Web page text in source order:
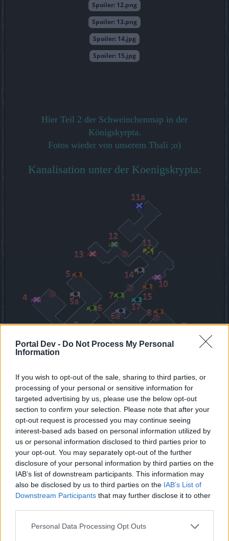
Portal Dev - Do Not Process My Personal
Information
If you wish to opt-out of the sale, sharing to third parties, or
processing of your personal or sensitive information for
targeted advertising by us, please use the below opt-out
section to confirm your selection. Please note that after your
opt-out request is processed you may continue seeing
interest-based ads based on personal information utilized by
us or personal information disclosed to third parties prior to
your opt-out. You may separately opt-out of the further
disclosure of your personal information by third parties on the
IAB’s list of downstream participants. This information may
also be disclosed by us to third parties on the IAB’s List of
Downstream Participants that may further disclose it to other
Personal Data Processing Opt Outs
Spoiler: 12.png
Spoiler: 13.png
Spoiler: 14.jpg
Spoiler: 15.jpg
Hier Teil 2 der Schweinchenmap in der
Königskyrpta.
Fotos wieder von unserem Thali ;o)
Kanalisation unter der Koenigskrypta:
Spoiler:1
Spoiler:1a
Spoiler:2
Spoiler:
Spoiler:3
Spoiler:4
Spoiler:5